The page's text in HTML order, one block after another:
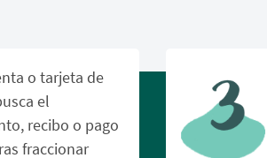
o tarjeta de
el
recibo o pago
fraccionar